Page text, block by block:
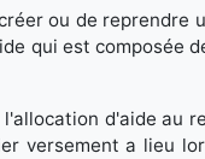
ou de
qui est composée
d'aide au
versement a lieu